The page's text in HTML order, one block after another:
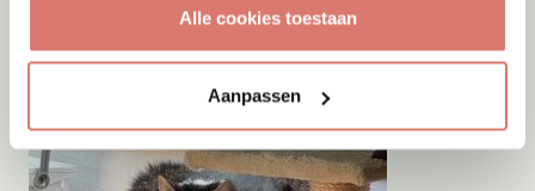
Alle cookies toestaan
Aanpassen